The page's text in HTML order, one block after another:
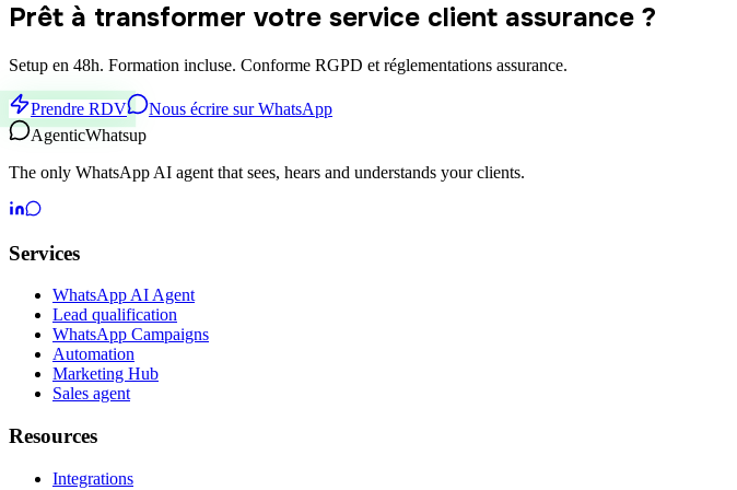
Prêt à transformer votre service client assurance ?
Setup en 48h. Formation incluse. Conforme RGPD et réglementations assurance.
Prendre RDV
Nous écrire sur WhatsApp
AgenticWhatsup
The only WhatsApp AI agent that sees, hears and understands your clients.
Services
WhatsApp AI Agent
Lead qualification
WhatsApp Campaigns
Automation
Marketing Hub
Sales agent
Resources
Integrations